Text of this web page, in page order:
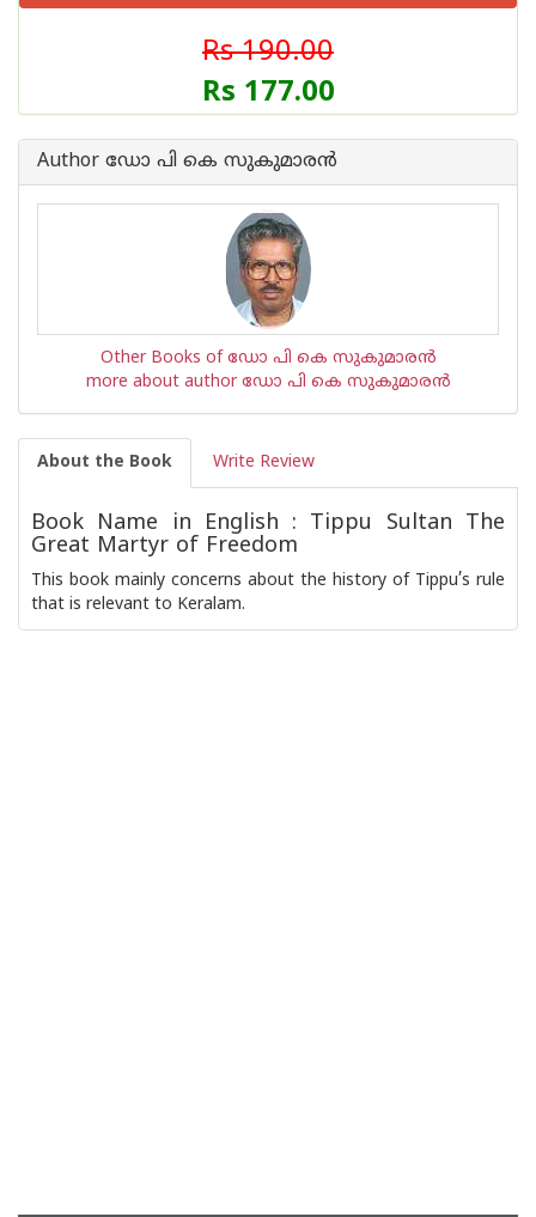
Rs 190.00
Rs 177.00
Author ഡോ പി കെ സുകുമാര‌ന്‍
Other Books of ഡോ പി കെ സുകുമാര‌ന്‍
more about author ഡോ പി കെ സുകുമാര‌ന്‍
About the Book Write Review
Book Name in English : Tippu Sultan The
Great Martyr of Freedom
This book mainly concerns about the history of Tippu’s rule
that is relevant to Keralam.